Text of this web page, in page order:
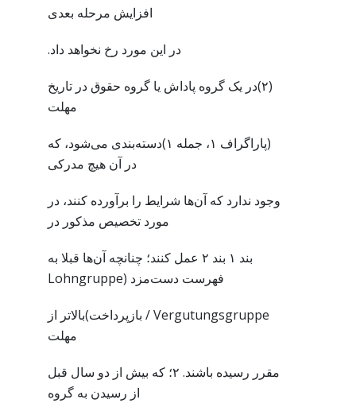
افزایش مرحله بعدی
در این مورد رخ نخواهد داد.
(۲)در یک گروه پاداش یا گروه حقوق در تاریخ
مهلت
(پاراگراف ۱، جمله ۱)دسته‌بندی می‌شود، که
در آن هیچ مدرکی
وجود ندارد که آن‌ها شرایط را برآورده کنند، در
مورد تخصیص مذکور در
بند ۱ بند ۲ عمل کنند؛ چنانچه آن‌ها قبلا به
فهرست دست‌مزد (Lohngruppe
Vergutungsgruppe / بازپرداخت)بالاتر از
مهلت
مقرر رسیده باشند. ۲؛ که بیش از دو سال قبل
از رسیدن به گروه